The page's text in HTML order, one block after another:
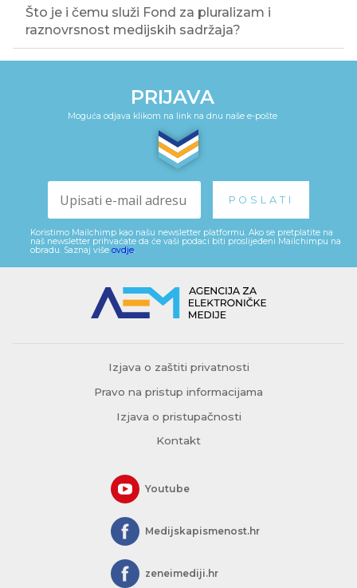
Što je i čemu služi Fond za pluralizam i
raznovrsnost medijskih sadržaja?
PRIJAVA
Moguća odjava klikom na link na dnu naše e-pošte
Koristimo Mailchimp kao našu newsletter platformu. Ako se pretplatite na
naš newsletter prihvaćate da će vaši podaci biti proslijeđeni Mailchimpu na
obradu. Saznaj više ovdje.
Izjava o zaštiti privatnosti
Pravo na pristup informacijama
Izjava o pristupačnosti
Kontakt
Youtube
Medijskapismenost.hr
zeneimediji.hr